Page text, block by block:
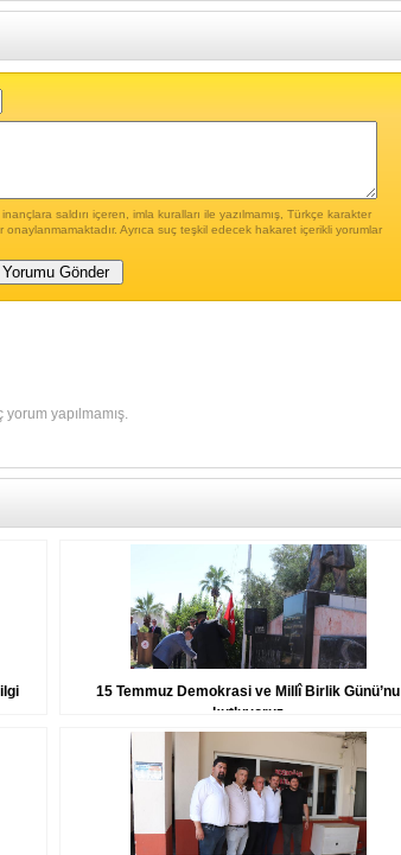
saldırı içeren, imla kuralları ile yazılmamış, Türkçe karakter
onaylanmamaktadır. Ayrıca suç teşkil edecek hakaret içerikli yorumlar
yorum yapılmamış.
15 Temmuz Demokrasi ve Millî Birlik Günü’nu
kutluyoruz